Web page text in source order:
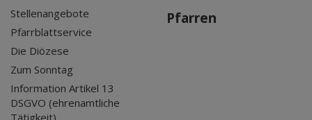
Stellenangebote
Pfarrblattservice
Die Diözese
Zum Sonntag
Information Artikel 13
DSGVO (ehrenamtliche
Tätigkeit)
Pfarren